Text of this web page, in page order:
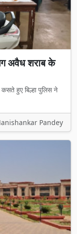
अवैध शराब के
हुए बिल्हा पुलिस ने
Pandey